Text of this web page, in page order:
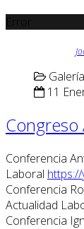
11
Congreso
Conferencia
Laboral
Conferencia
Actualidad
Conferencia